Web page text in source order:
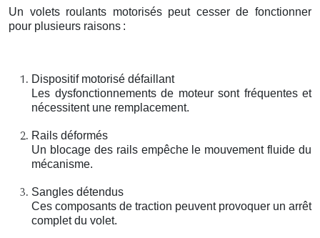
Un volets roulants motorisés peut cesser de fonctionner
pour plusieurs raisons :
Dispositif motorisé défaillant
Les dysfonctionnements de moteur sont fréquentes et
nécessitent une remplacement.
Rails déformés
Un blocage des rails empêche le mouvement fluide du
mécanisme.
Sangles détendus
Ces composants de traction peuvent provoquer un arrêt
complet du volet.